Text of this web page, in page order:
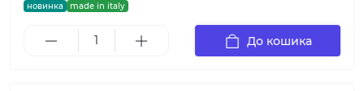
новинка made in italy
До кошика